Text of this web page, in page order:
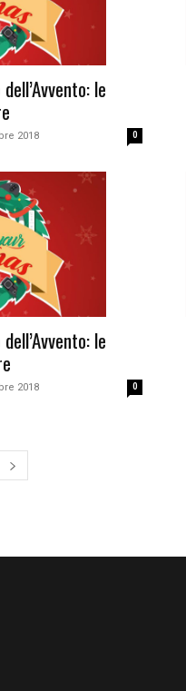
le
2018 0
le
2018 0